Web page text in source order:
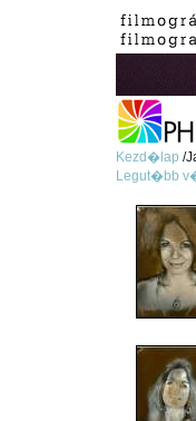
Kezd�lap/
Legut�bb